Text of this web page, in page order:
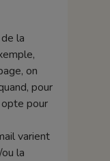
la
on
pour
opte pour
varient
la